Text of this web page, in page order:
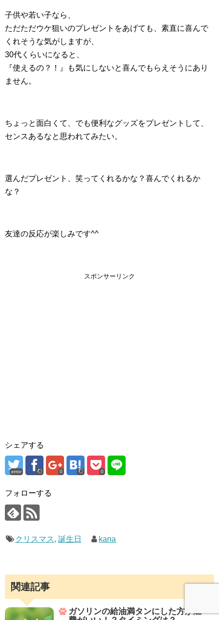
子供や若い子なら、
ただただウケ狙いのプレゼントをあげても、素直に喜んで
くれそうな気がしますが、
30代くらいになると、
『使えるの？！』も気にしないと喜んでもらえそうにあり
ません。
ちょっと面白くて、でも便利なグッズをプレゼントして、
センスあるなと思われてみたい。
選んだプレゼント、笑ってくれるかな？喜んでくれるか
な？
友達の反応が楽しみです^^
スポンサーリンク
シェアする
error 0 0
フォローする
クリスマス, 誕生日 kana
関連記事
ガソリンの給油満タンにした方が燃